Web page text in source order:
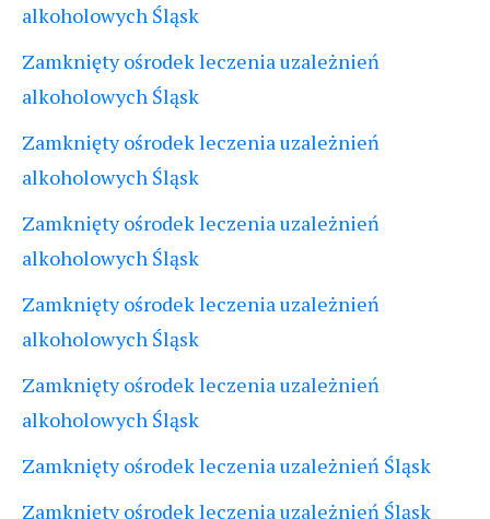
alkoholowych Śląsk
Zamknięty ośrodek leczenia uzależnień
alkoholowych Śląsk
Zamknięty ośrodek leczenia uzależnień
alkoholowych Śląsk
Zamknięty ośrodek leczenia uzależnień
alkoholowych Śląsk
Zamknięty ośrodek leczenia uzależnień
alkoholowych Śląsk
Zamknięty ośrodek leczenia uzależnień
alkoholowych Śląsk
Zamknięty ośrodek leczenia uzależnień Śląsk
Zamknięty ośrodek leczenia uzależnień Śląsk